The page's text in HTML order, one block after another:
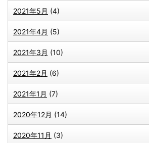
2021年5月 (4)
2021年4月 (5)
2021年3月 (10)
2021年2月 (6)
2021年1月 (7)
2020年12月 (14)
2020年11月 (3)